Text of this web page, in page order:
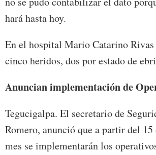
hará hasta hoy.
En el hospital Mario Catarino Rivas
cinco heridos, dos por estado de
Anuncian implementación de
Tegucigalpa. El secretario de
Romero, anunció que a partir del 15
mes se implementarán los